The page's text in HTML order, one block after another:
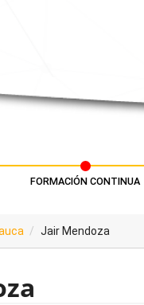
FORMACIÓN CONTINUA
Jair Mendoza